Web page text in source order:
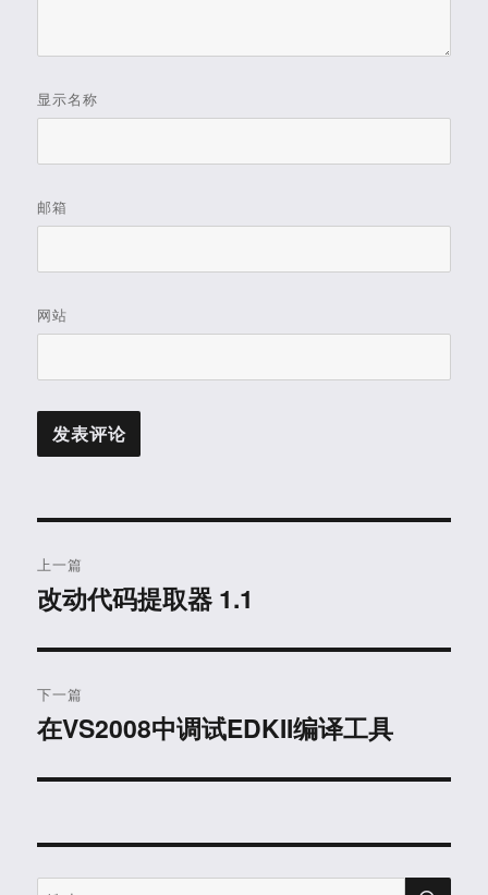
显示名称
邮箱
网站
章
航
上一篇
上
文
章：
改动代码提取器 1.1
下一篇
下
文
在VS2008中调试EDKII编译工具
搜